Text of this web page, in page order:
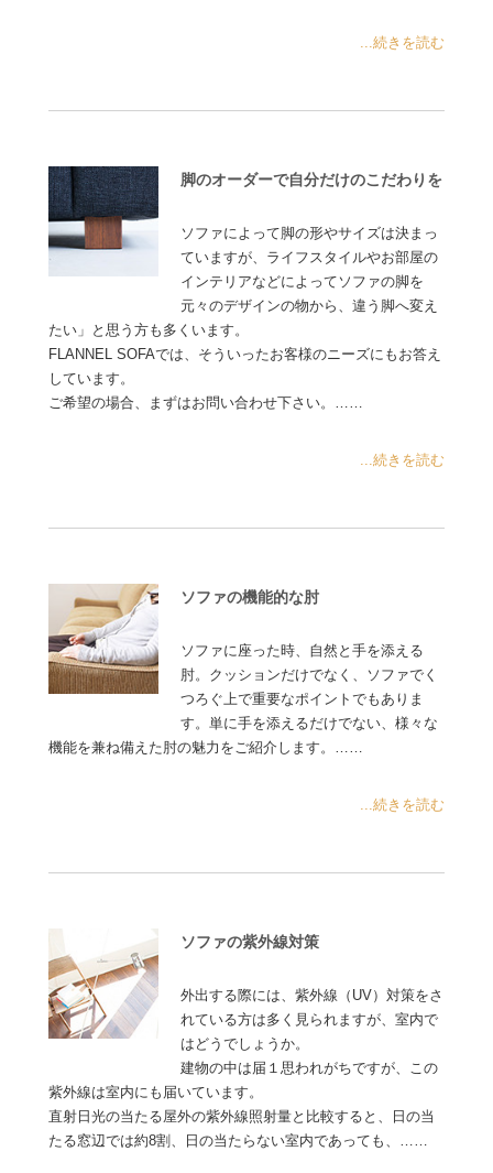
...続きを読む
脚のオーダーで自分だけのこだわりを
ソファによって脚の形やサイズは決まっ
ていますが、ライフスタイルやお部屋の
インテリアなどによってソファの脚を
元々のデザインの物から、違う脚へ変え
たい」と思う方も多くいます。
FLANNEL SOFAでは、そういったお客様のニーズにもお答え
しています。
ご希望の場合、まずはお問い合わせ下さい。……
...続きを読む
ソファの機能的な肘
ソファに座った時、自然と手を添える
肘。クッションだけでなく、ソファでく
つろぐ上で重要なポイントでもありま
す。単に手を添えるだけでない、様々な
機能を兼ね備えた肘の魅力をご紹介します。……
...続きを読む
ソファの紫外線対策
外出する際には、紫外線（UV）対策をさ
れている方は多く見られますが、室内で
はどうでしょうか。
建物の中は届１思われがちですが、この
紫外線は室内にも届いています。
直射日光の当たる屋外の紫外線照射量と比較すると、日の当
たる窓辺では約8割、日の当たらない室内であっても、……